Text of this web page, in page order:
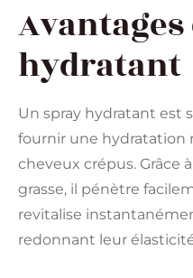
Avantages
hydratant
Un spray hydratant est
fournir une hydratation
cheveux crépus. Grâce
grasse, il pénètre
revitalise
redonnant leur